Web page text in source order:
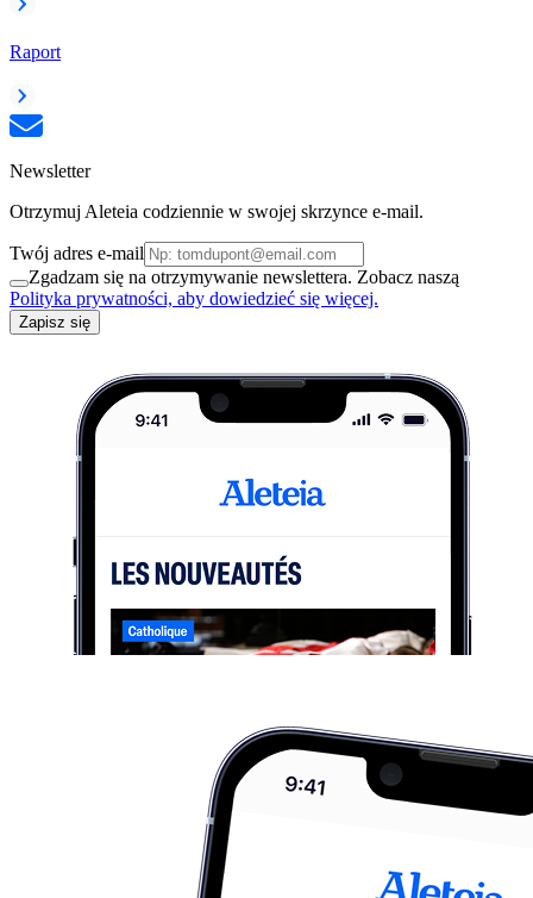
Raport
Newsletter
Otrzymuj Aleteia codziennie w swojej skrzynce e-mail.
Twój adres e-mail
Zgadzam się na otrzymywanie newslettera. Zobacz naszą
Polityka prywatności, aby dowiedzieć się więcej.
Zapisz się